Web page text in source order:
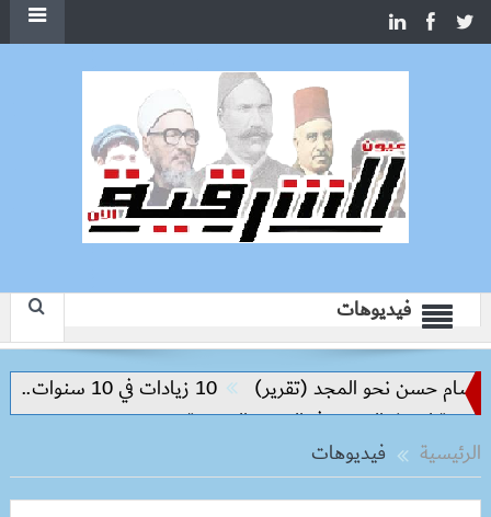
فيديوهات
نحو المجد (تقرير)
10 زيادات في 10 سنوات.. هل حان الوقت لرفع دعم البنزين نهائيا؟
الرئيسية
فيديوهات